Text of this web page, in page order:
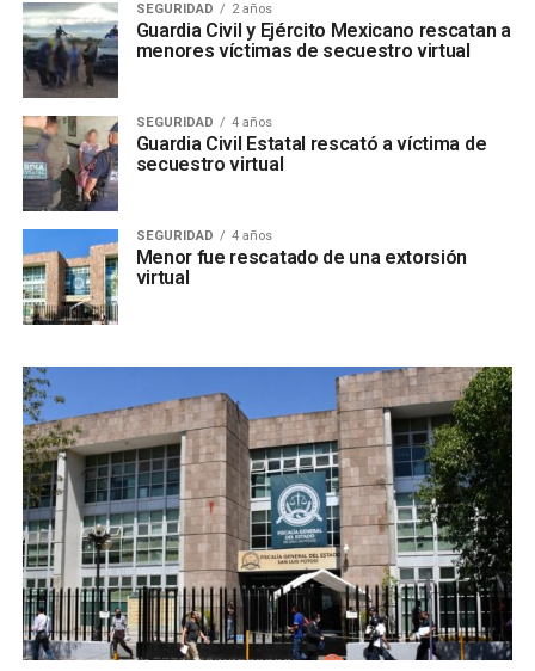
SEGURIDAD 2 años
Guardia Civil y Ejército Mexicano rescatan a
menores víctimas de secuestro virtual
SEGURIDAD 4 años
Guardia Civil Estatal rescató a víctima de
secuestro virtual
SEGURIDAD 4 años
Menor fue rescatado de una extorsión
virtual